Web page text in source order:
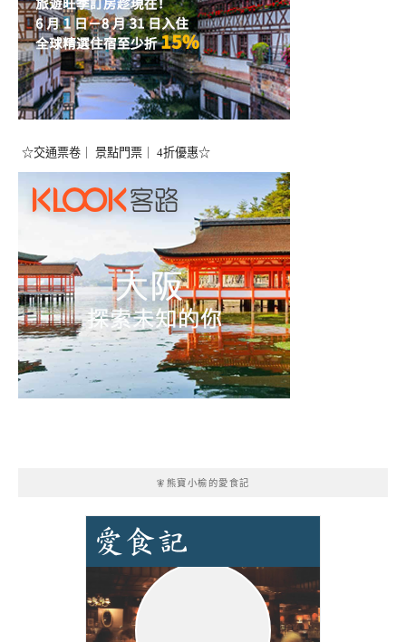
☆交通票卷｜ 景點門票｜ 4折優惠☆
🧚熊寶小榆的愛食記